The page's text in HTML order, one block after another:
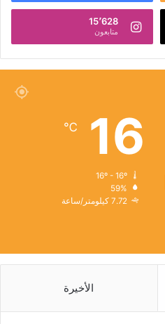
15٬628
متابعون
16
℃
59%
7.72 كيلومتر/ساعة
الأخيرة